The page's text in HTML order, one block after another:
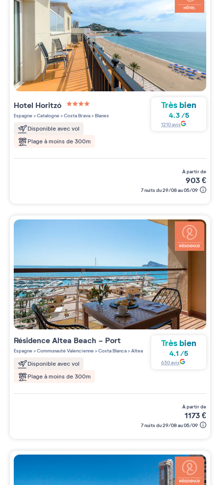
Hotel Horitzó
4 étoiles sur 5
Espagne>Catalogne>Costa Brava>Blanes
Disponible avec vol
Plage à moins de 300m
Très bien
4.3/5
1210avis
à partir de
903€
7 nuits du 29/08 au 05/09
RésidenceAltea Beach - Port
Espagne>Communauté Valencienne>Costa Blanca>Altea
Disponible avec vol
Plage à moins de 300m
Très bien
4.1 /5
630avis
à partir de
1173€
7 nuits du 29/08 au 05/09